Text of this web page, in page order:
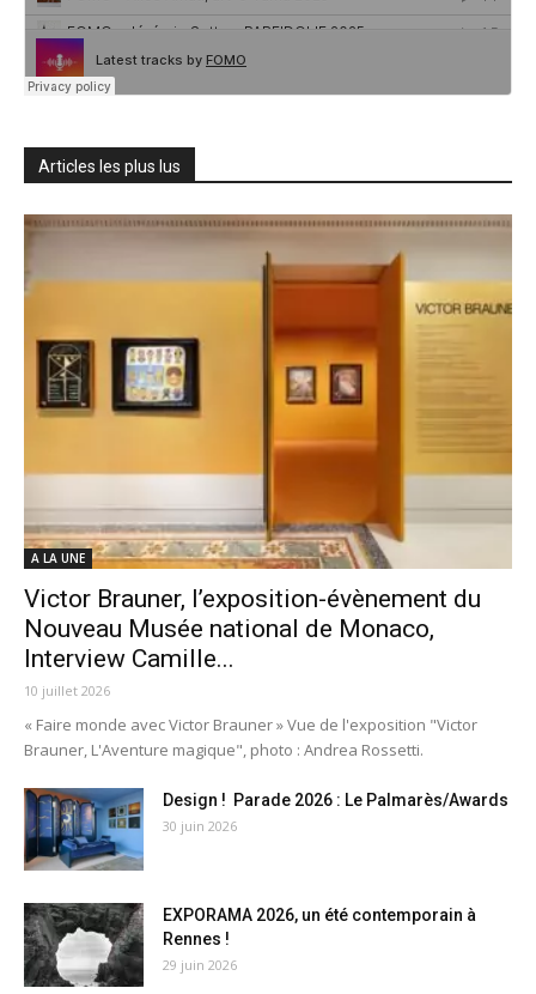
Articles les plus lus
A LA UNE
Victor Brauner, l’exposition-évènement du
Nouveau Musée national de Monaco,
Interview Camille...
10 juillet 2026
« Faire monde avec Victor Brauner » Vue de l'exposition "Victor
Brauner, L'Aventure magique", photo : Andrea Rossetti.
Design ! Parade 2026 : Le Palmarès/Awards
30 juin 2026
EXPORAMA 2026, un été contemporain à
Rennes !
29 juin 2026